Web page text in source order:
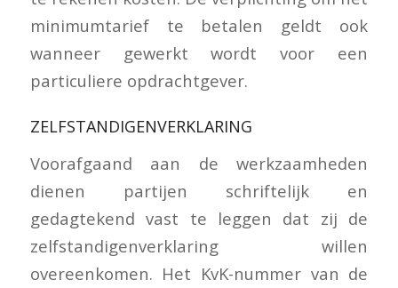
minimumtarief te betalen geldt ook
wanneer gewerkt wordt voor een
particuliere opdrachtgever.
ZELFSTANDIGENVERKLARING
Voorafgaand aan de werkzaamheden
dienen partijen schriftelijk en
gedagtekend vast te leggen dat zij de
zelfstandigenverklaring willen
overeenkomen. Het KvK-nummer van de